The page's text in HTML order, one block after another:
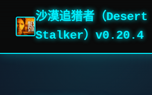
沙漠追猎者（Desert
Stalker）v0.20.4